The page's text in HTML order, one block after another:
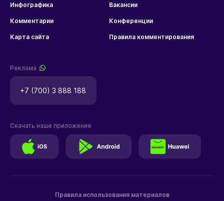
Инфографика Вакансии
Комментарии Конференции
Карта сайта Правила комментирования
Реклама
+7 (700) 3 888 188
Правила использования материалов
Скачать наше приложение